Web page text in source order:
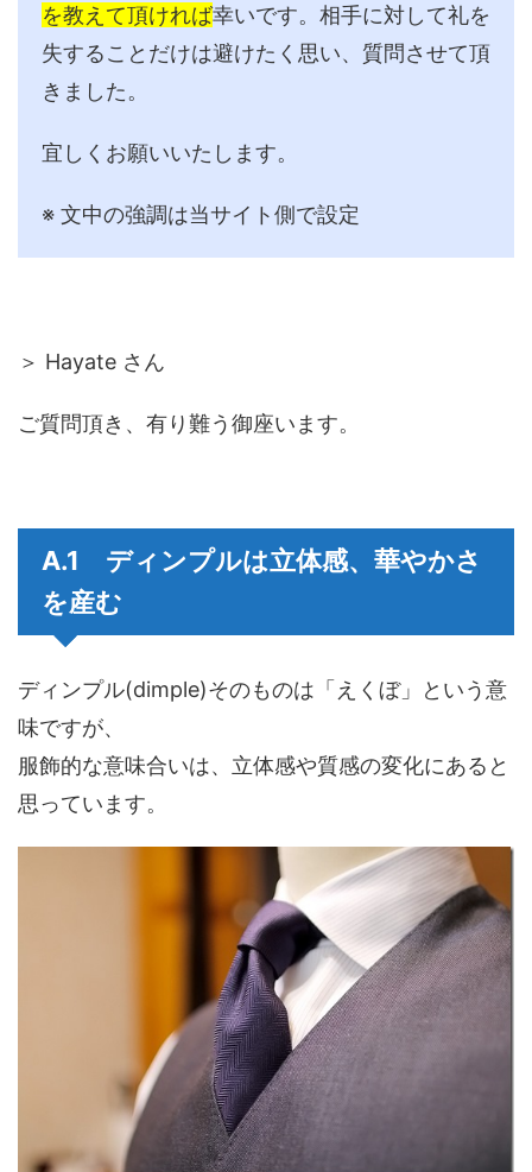
を教えて頂ければ幸いです。相手に対して礼を
失することだけは避けたく思い、質問させて頂
きました。
宜しくお願いいたします。
※ 文中の強調は当サイト側で設定
＞ Hayate さん
ご質問頂き、有り難う御座います。
A.1 ディンプルは立体感、華やかさ
を産む
ディンプル(dimple)そのものは「えくぼ」という意
味ですが、
服飾的な意味合いは、立体感や質感の変化にあると
思っています。